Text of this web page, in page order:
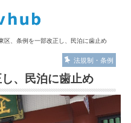
区、条例を一部改正し、民泊に歯止め
法規制・条例
、民泊に歯止め